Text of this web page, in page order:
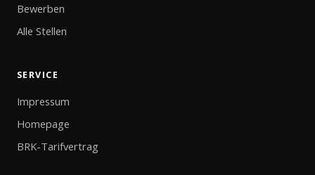
Bewerben
Alle Stellen
SERVICE
Impressum
Homepage
BRK-Tarifvertrag